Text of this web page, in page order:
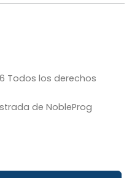
Todos los derechos
de NobleProg